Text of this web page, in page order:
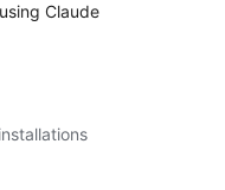
Claude